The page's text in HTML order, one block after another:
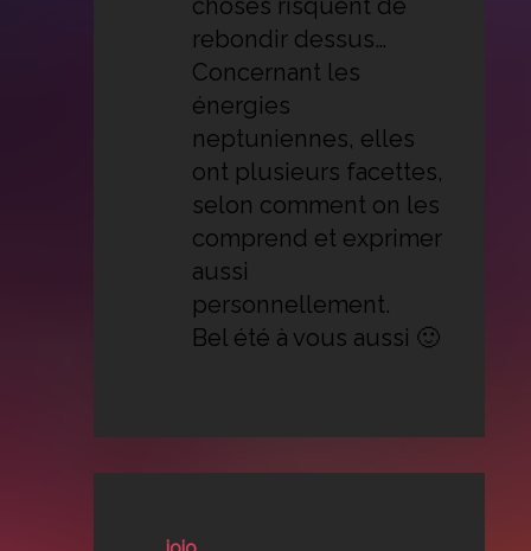
choses risquent de
rebondir dessus…
Concernant les
énergies
neptuniennes, elles
ont plusieurs facettes,
selon comment on les
comprend et exprimer
aussi
personnellement.
Bel été à vous aussi 🙂